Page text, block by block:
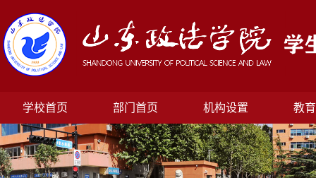
学校首页 部门首页 机构设置 教